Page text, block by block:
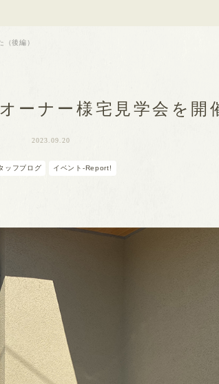
（後編）
ーナー様宅見学会を開
2023.09.20
ッフブログ イベント-Report!